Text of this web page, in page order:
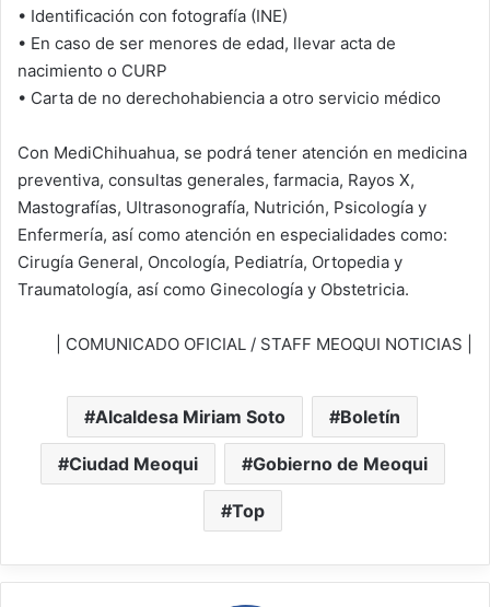
• Identificación con fotografía (INE)
• En caso de ser menores de edad, llevar acta de
nacimiento o CURP
• Carta de no derechohabiencia a otro servicio médico
Con MediChihuahua, se podrá tener atención en medicina
preventiva, consultas generales, farmacia, Rayos X,
Mastografías, Ultrasonografía, Nutrición, Psicología y
Enfermería, así como atención en especialidades como:
Cirugía General, Oncología, Pediatría, Ortopedia y
Traumatología, así como Ginecología y Obstetricia.
| COMUNICADO OFICIAL / STAFF MEOQUI NOTICIAS |
Alcaldesa Miriam Soto Boletín
Ciudad Meoqui Gobierno de Meoqui
Top